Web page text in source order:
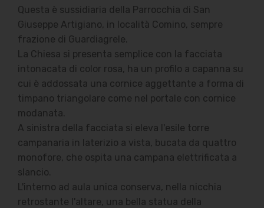
Questa è sussidiaria della Parrocchia di San
Giuseppe Artigiano, in località Comino, sempre
frazione di Guardiagrele.
La Chiesa si presenta semplice con la facciata
intonacata di color rosa, ha un profilo a capanna su
cui è addossata una cornice aggettante a forma di
timpano triangolare come nel portale con cornice
modanata.
A sinistra della facciata si eleva l'esile torre
campanaria in laterizio a vista, bucata da quattro
monofore, che ospita una campana elettrificata a
slancio.
L'interno ad aula unica conserva, nella nicchia
retrostante l'altare, una bella statua della